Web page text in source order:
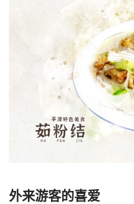
外来游客的喜爱